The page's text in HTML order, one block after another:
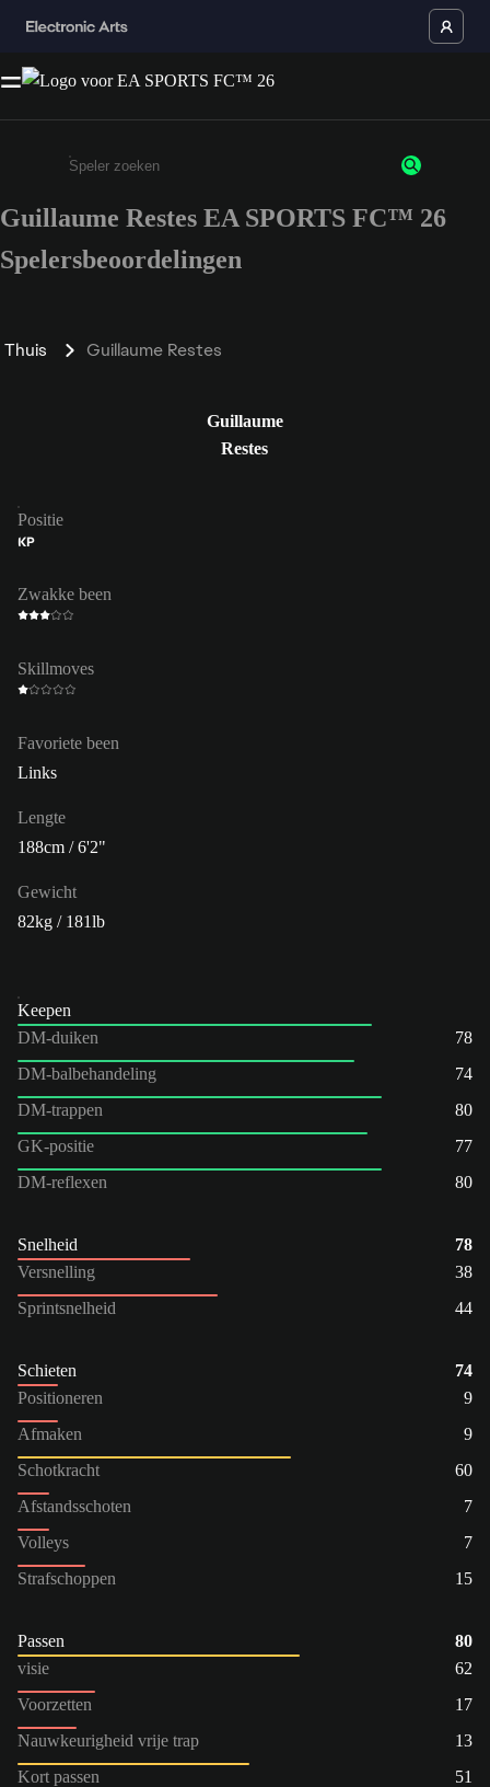
Enter a minimum of 3 characters or numbers
Guillaume Restes EA SPORTS FC™ 26
Spelersbeoordelingen
Thuis Guillaume Restes
Guillaume
Restes
Positie
KP
Zwakke been
Skillmoves
Favoriete been
Links
Lengte
188cm / 6'2"
Gewicht
82kg / 181lb
Keepen
DM-duiken
78
DM-balbehandeling
74
DM-trappen
80
GK-positie
77
DM-reflexen
80
Snelheid
78
Versnelling
38
Sprintsnelheid
44
Schieten
74
Positioneren
9
Afmaken
9
Schotkracht
60
Afstandsschoten
7
Volleys
7
Strafschoppen
15
Passen
80
visie
62
Voorzetten
17
Nauwkeurigheid vrije trap
13
Kort passen
51